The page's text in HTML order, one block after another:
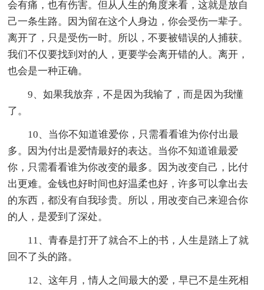
会有痛，也有伤害。但从人生的角度来看，这就是放自
己一条生路。因为留在这个人身边，你会受伤一辈子。
离开了，只是受伤一时。所以，不要被错误的人捕获。
我们不仅要找到对的人，更要学会离开错的人。离开，
也会是一种正确。
9、如果我放弃，不是因为我输了，而是因为我懂
了。
10、当你不知道谁爱你，只需看看谁为你付出最
多。因为付出是爱情最好的表达。当你不知道谁最爱
你，只需看看谁为你改变的最多。因为改变自己，比付
出更难。金钱也好时间也好温柔也好，许多可以拿出去
的东西，都没有自我珍贵。所以，用改变自己来迎合你
的人，是爱到了深处。
11、青春是打开了就合不上的书，人生是踏上了就
回不了头的路。
12、这年月，情人之间最大的爱，早已不是生死相